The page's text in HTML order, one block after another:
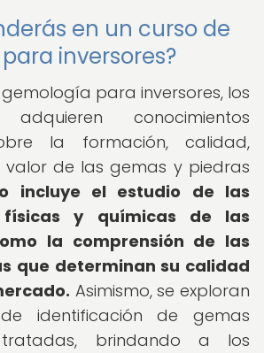
en un curso de
inversores?
gemología para inversores, los
adquieren conocimientos
la formación, calidad,
de las gemas y piedras
incluye el estudio de las
físicas y químicas de las
la comprensión de las
que determinan su calidad
Asimismo, se exploran
identificación de gemas
brindando a los